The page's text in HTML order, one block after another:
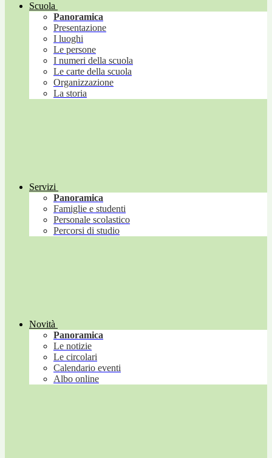
Scuola
Panoramica
Presentazione
I luoghi
Le persone
I numeri della scuola
Le carte della scuola
Organizzazione
La storia
Servizi
Panoramica
Famiglie e studenti
Personale scolastico
Percorsi di studio
Novità
Panoramica
Le notizie
Le circolari
Calendario eventi
Albo online